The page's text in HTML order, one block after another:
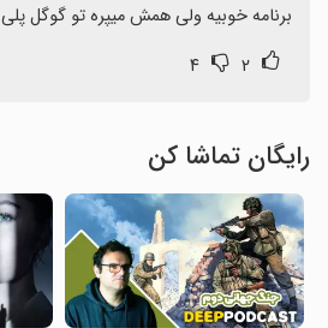
برنامه خوبیه ولی همش میپره تو گوگل پلی
۲ ۴
رایگان تماشا کن